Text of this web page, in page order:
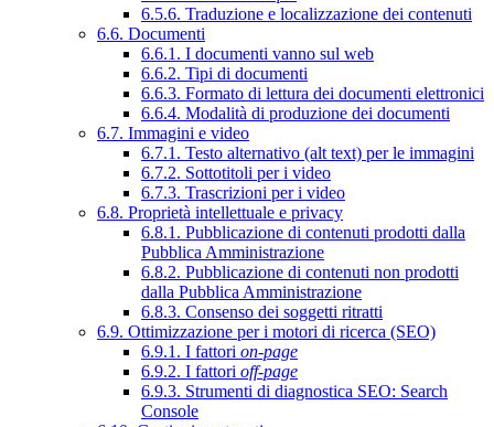
6.5.6. Traduzione e localizzazione dei contenuti
6.6. Documenti
6.6.1. I documenti vanno sul web
6.6.2. Tipi di documenti
6.6.3. Formato di lettura dei documenti elettronici
6.6.4. Modalità di produzione dei documenti
6.7. Immagini e video
6.7.1. Testo alternativo (alt text) per le immagini
6.7.2. Sottotitoli per i video
6.7.3. Trascrizioni per i video
6.8. Proprietà intellettuale e privacy
6.8.1. Pubblicazione di contenuti prodotti dalla
Pubblica Amministrazione
6.8.2. Pubblicazione di contenuti non prodotti
dalla Pubblica Amministrazione
6.8.3. Consenso dei soggetti ritratti
6.9. Ottimizzazione per i motori di ricerca (SEO)
6.9.1. I fattori on-page
6.9.2. I fattori off-page
6.9.3. Strumenti di diagnostica SEO: Search
Console